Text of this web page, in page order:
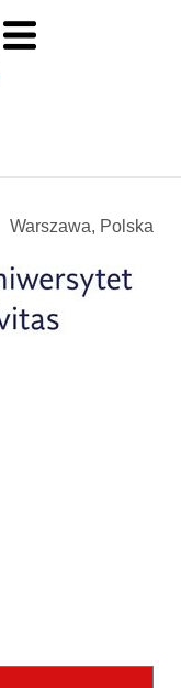
Warszawa, Polska